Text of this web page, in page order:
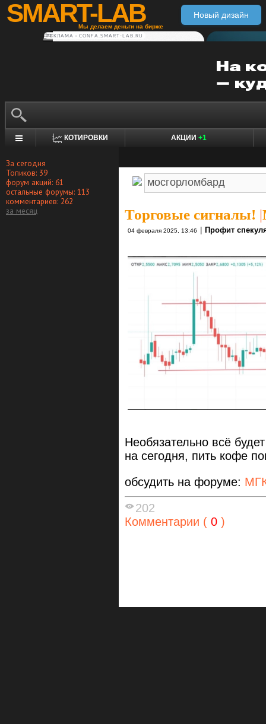
SMART-LAB
Мы делаем деньги на бирже
Новый дизайн
РЕКЛАМА • CONFA.SMART-LAB.RU
КОТИРОВКИ АКЦИИ +1
За сегодня
Топиков: 39
форум акций: 61
остальные форумы: 113
комментариев: 262
за месяц
Торговые сигналы! |
04 февраля 2025, 13:46 Профит
Необязательно всё
на сегодня, пить кофе
обсудить на форуме:
202
Комментарии ( 0 )